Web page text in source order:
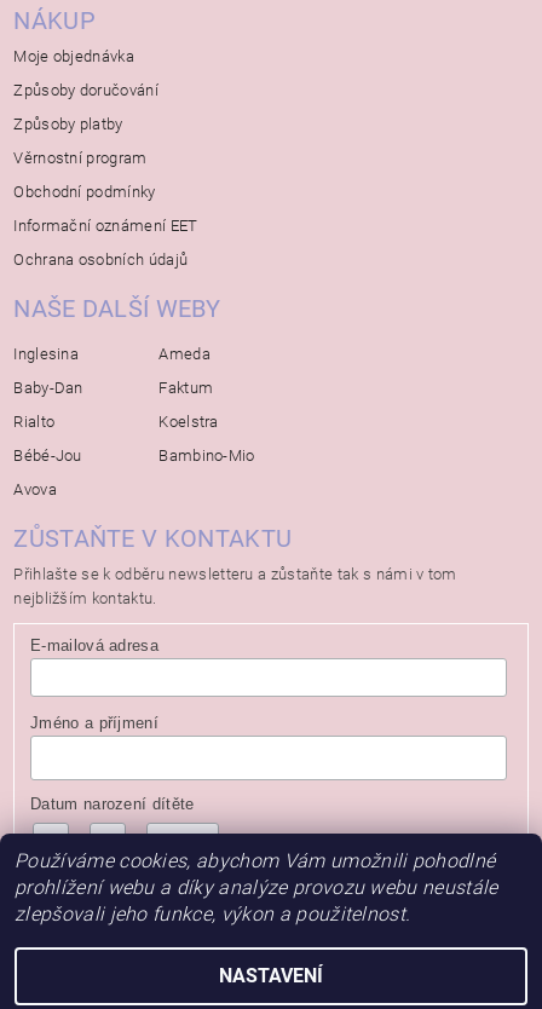
NÁKUP
Moje objednávka
Způsoby doručování
Způsoby platby
Věrnostní program
Obchodní podmínky
Informační oznámení EET
Ochrana osobních údajů
NAŠE DALŠÍ WEBY
Inglesina
Baby-Dan
Rialto
Bébé-Jou
Avova
Ameda
Faktum
Koelstra
Bambino-Mio
ZŮSTAŇTE V KONTAKTU
Přihlašte se k odběru newsletteru a zůstaňte tak s námi v tom
nejbližším kontaktu.
E-mailová adresa
Jméno a příjmení
Datum narození dítěte
Používáme cookies, abychom Vám umožnili pohodlné
prohlížení webu a díky analýze provozu webu neustále
zlepšovali jeho funkce, výkon a použitelnost.
NASTAVENÍ